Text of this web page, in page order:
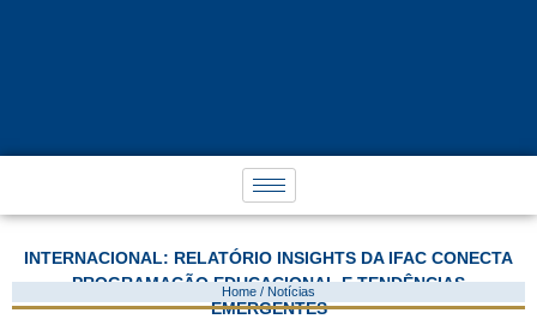
INTERNACIONAL: RELATÓRIO INSIGHTS DA IFAC CONECTA
PROGRAMAÇÃO EDUCACIONAL E TENDÊNCIAS
EMERGENTES
Home / Notícias